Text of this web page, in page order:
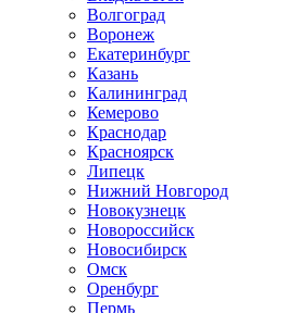
Волгоград
Воронеж
Екатеринбург
Казань
Калининград
Кемерово
Краснодар
Красноярск
Липецк
Нижний Новгород
Новокузнецк
Новороссийск
Новосибирск
Омск
Оренбург
Пермь